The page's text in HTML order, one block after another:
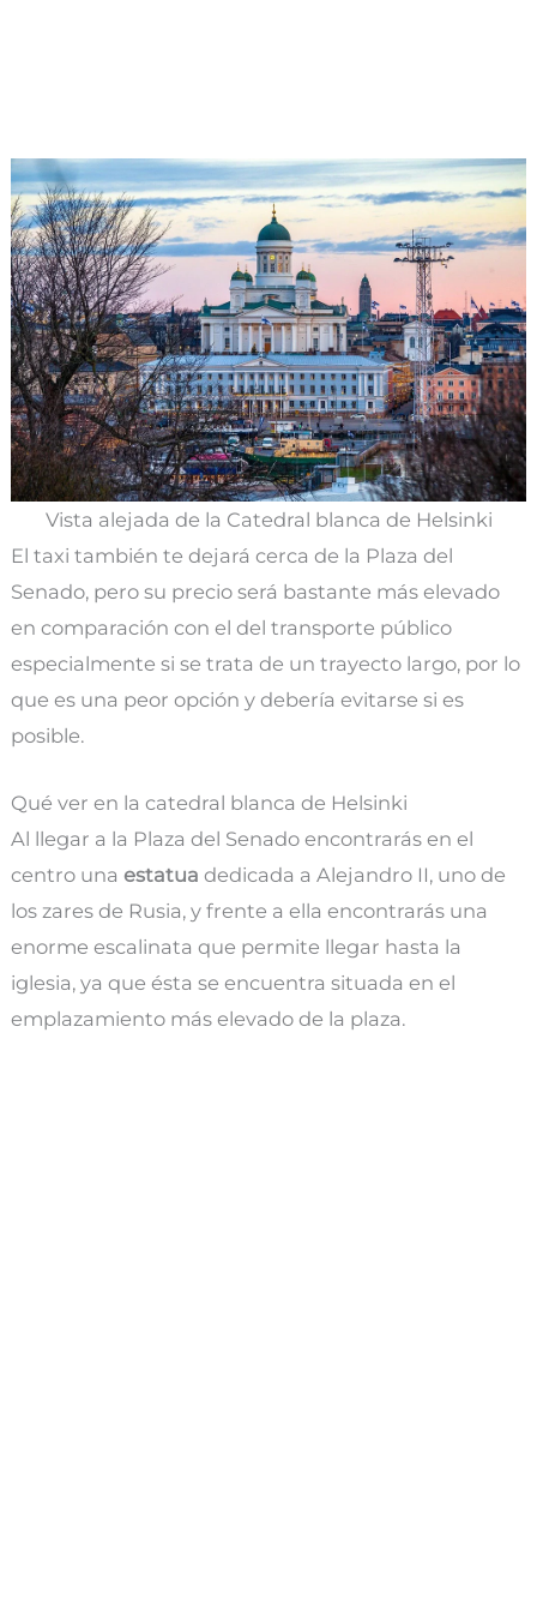
Vista alejada de la Catedral blanca de Helsinki
El taxi también te dejará cerca de la Plaza del
Senado, pero su precio será bastante más elevado
en comparación con el del transporte público
especialmente si se trata de un trayecto largo, por lo
que es una peor opción y debería evitarse si es
posible.
Qué ver en la catedral blanca de Helsinki
Al llegar a la Plaza del Senado encontrarás en el
centro una estatua dedicada a Alejandro II, uno de
los zares de Rusia, y frente a ella encontrarás una
enorme escalinata que permite llegar hasta la
iglesia, ya que ésta se encuentra situada en el
emplazamiento más elevado de la plaza.